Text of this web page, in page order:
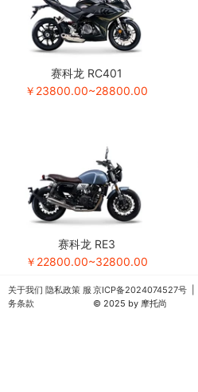
赛科龙 RC401
￥23800.00~28800.00
赛科龙 RE3
￥22800.00~32800.00
关于我们 隐私政策 服
务条款
京ICP备2024074527号|
© 2025 by 摩托尚